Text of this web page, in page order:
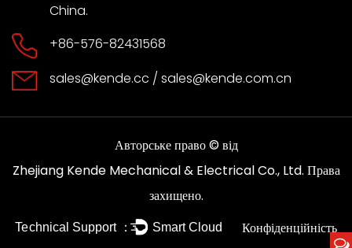
China.
+86-576-82431568
sales@kende.cc / sales@kende.com.cn
Авторське право © від
Zhejiang Kende Mechanical & Electrical Co., Ltd. Права
захищено.
Technical Support ： Smart Cloud Конфіденційність